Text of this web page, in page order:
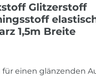
Glitzerstoff
1,5m Breite
für einen glänzenden